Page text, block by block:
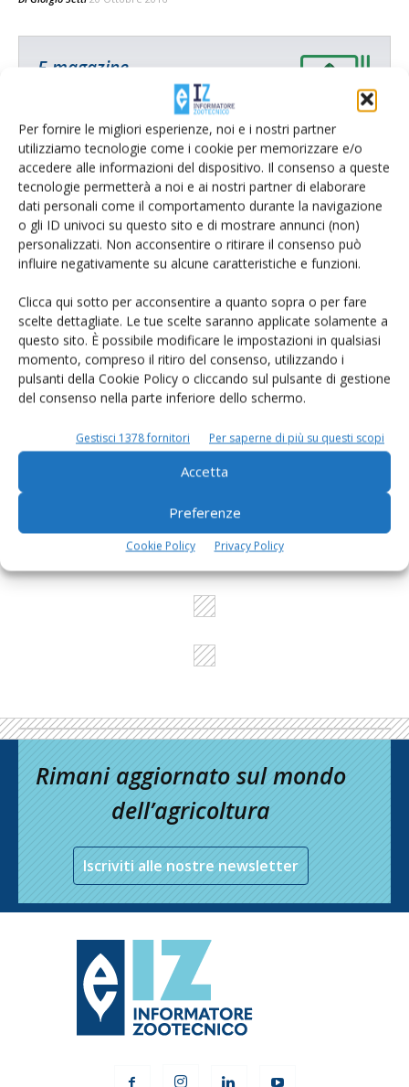
Per fornire le migliori esperienze, noi e i nostri partner
utilizziamo tecnologie come i cookie per memorizzare e/o
accedere alle informazioni del dispositivo. Il consenso a queste
tecnologie permetterà a noi e ai nostri partner di elaborare
dati personali come il comportamento durante la navigazione
o gli ID univoci su questo sito e di mostrare annunci (non)
personalizzati. Non acconsentire o ritirare il consenso può
influire negativamente su alcune caratteristiche e funzioni.
Clicca qui sotto per acconsentire a quanto sopra o per fare
scelte dettagliate. Le tue scelte saranno applicate solamente a
questo sito. È possibile modificare le impostazioni in qualsiasi
momento, compreso il ritiro del consenso, utilizzando i
pulsanti della Cookie Policy o cliccando sul pulsante di gestione
del consenso nella parte inferiore dello schermo.
Gestisci 1378 fornitori Per saperne di più su questi scopi
Accetta
Preferenze
Cookie Policy Privacy Policy
E-magazine
Tecniche, prodotti e servizi dalle aziende
Catalogo Aziende e Prodotti
Un modo semplice per cercare un'azienda o un
prodotto!
Cerca adesso
L'Esperto risponde
Cerca adesso
Rimani aggiornato sul mondo
dell’agricoltura
Iscriviti alle nostre newsletter